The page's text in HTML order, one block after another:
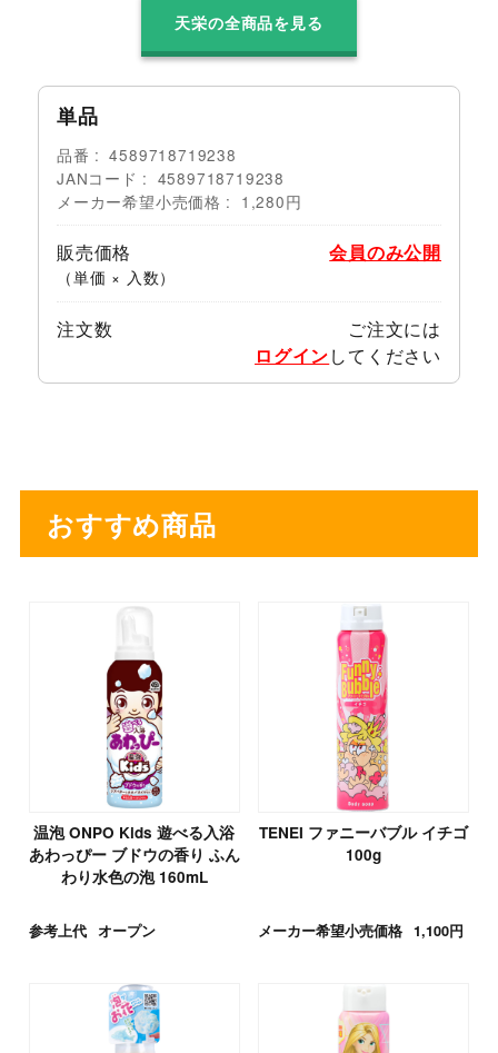
天栄の全商品を見る
単品
品番
4589718719238
JANコード
4589718719238
メーカー希望小売価格
1,280円
販売価格
（単価 × 入数）
会員のみ公開
注文数
ご注文には
ログインしてください
おすすめ商品
温泡 ONPO Kids 遊べる入浴
あわっぴー ブドウの香り ふん
わり水色の泡 160mL
参考上代 オープン
TENEI ファニーバブル イチゴ
100g
メーカー希望小売価格 1,100円